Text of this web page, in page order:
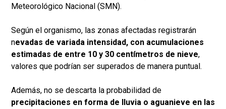
Meteorológico Nacional (SMN).
Según el organismo, las zonas afectadas registrarán
nevadas de variada intensidad, con acumulaciones
estimadas de entre 10 y 30 centímetros de nieve,
valores que podrían ser superados de manera puntual.
Además, no se descarta la probabilidad de
precipitaciones en forma de lluvia o aguanieve en las